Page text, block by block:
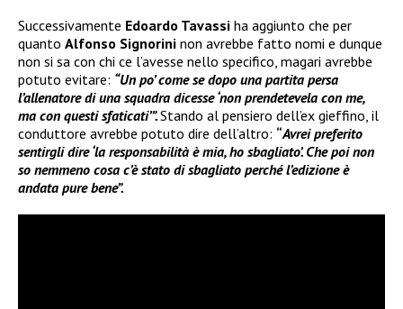
Successivamente Edoardo Tavassi ha aggiunto che per
quanto Alfonso Signorini non avrebbe fatto nomi e dunque
non si sa con chi ce l’avesse nello specifico, magari avrebbe
potuto evitare: “Un po’ come se dopo una partita persa
l’allenatore di una squadra dicesse ‘non prendetevela con me,
ma con questi sfaticati’”.Stando al pensiero dell’ex gieffino, il
conduttore avrebbe potuto dire dell’altro: “Avrei preferito
sentirgli dire ‘la responsabilità è mia, ho sbagliato’. Che poi non
so nemmeno cosa c’è stato di sbagliato perché l’edizione è
andata pure bene”.